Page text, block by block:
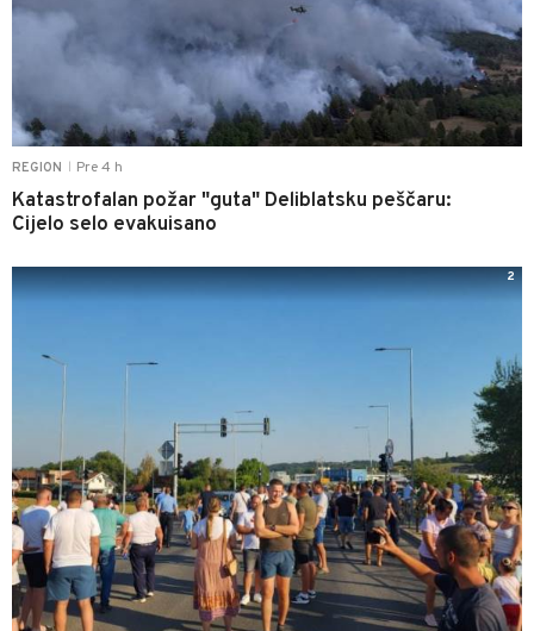
REGION Pre 4 h
Katastrofalan požar "guta" Deliblatsku peščaru:
Cijelo selo evakuisano
2